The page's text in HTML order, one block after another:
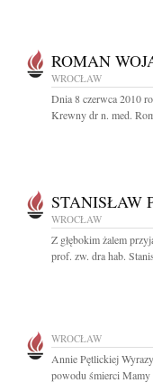
ROMAN
WROCŁAW
Dnia 8 czerwca 2010
Krewny dr n. med.
STANISŁAW
WROCŁAW
Z głębokim żalem
prof. zw. dra hab.
WROCŁAW
Annie Pętlickiej
powodu śmierci Mamy